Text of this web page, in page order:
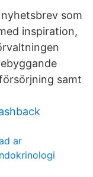
som
inspiration,
samt
ar